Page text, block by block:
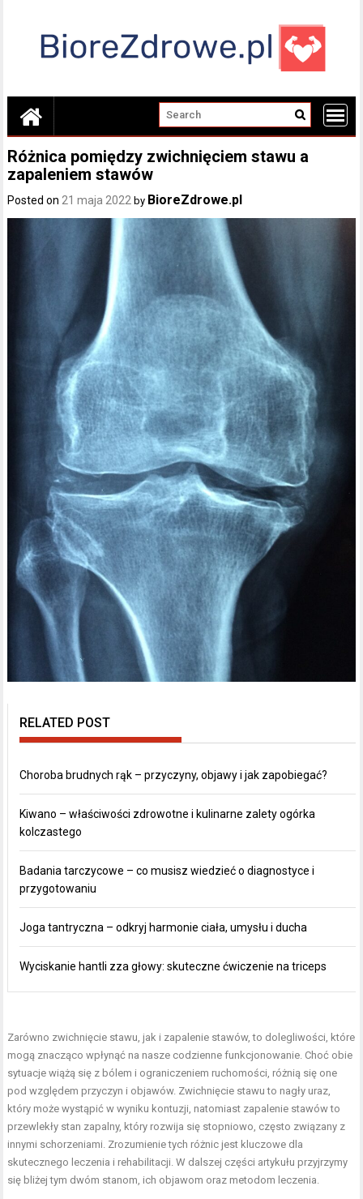
Różnica pomiędzy zwichnięciem stawu a
zapaleniem stawów
Posted on 21 maja 2022 by BioreZdrowe.pl
RELATED POST
Choroba brudnych rąk – przyczyny, objawy i jak zapobiegać?
Kiwano – właściwości zdrowotne i kulinarne zalety ogórka
kolczastego
Badania tarczycowe – co musisz wiedzieć o diagnostyce i
przygotowaniu
Joga tantryczna – odkryj harmonie ciała, umysłu i ducha
Wyciskanie hantli zza głowy: skuteczne ćwiczenie na triceps
Zarówno zwichnięcie stawu, jak i zapalenie stawów, to dolegliwości, które
mogą znacząco wpłynąć na nasze codzienne funkcjonowanie. Choć obie
sytuacje wiążą się z bólem i ograniczeniem ruchomości, różnią się one
pod względem przyczyn i objawów. Zwichnięcie stawu to nagły uraz,
który może wystąpić w wyniku kontuzji, natomiast zapalenie stawów to
przewlekły stan zapalny, który rozwija się stopniowo, często związany z
innymi schorzeniami. Zrozumienie tych różnic jest kluczowe dla
skutecznego leczenia i rehabilitacji. W dalszej części artykułu przyjrzymy
się bliżej tym dwóm stanom, ich objawom oraz metodom leczenia.